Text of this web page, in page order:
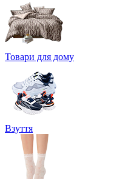
Товари для дому
Взуття